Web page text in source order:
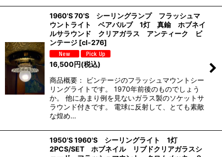
1960'S 70'S シーリングランプ フラッシュマ
ウントライト ベアバルブ 1灯 真鍮 ホブネイ
ルサラウンド クリアガラス アンティーク ビ
ンテージ [cl-276]
16,500円(税込)
商品概要： ビンテージのフラッシュマウントシー
リングライトです。 1970年前後のものでしょう
か。 他にあまり例を見ないガラス製のソケットサ
ラウンド付きです。 電球に反射して、とても素敵
な煌め…
1950'S 1960'S シーリングライト 1灯
2PCS/SET ホブネイル リブドクリアガラスシ